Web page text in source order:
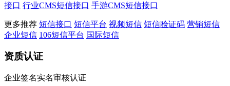
接口 行业CMS短信接口 手游CMS短信接口
更多推荐 短信接口 短信平台 视频短信 短信验证码 营销短信
企业短信 106短信平台 国际短信
资质认证
企业签名实名审核认证